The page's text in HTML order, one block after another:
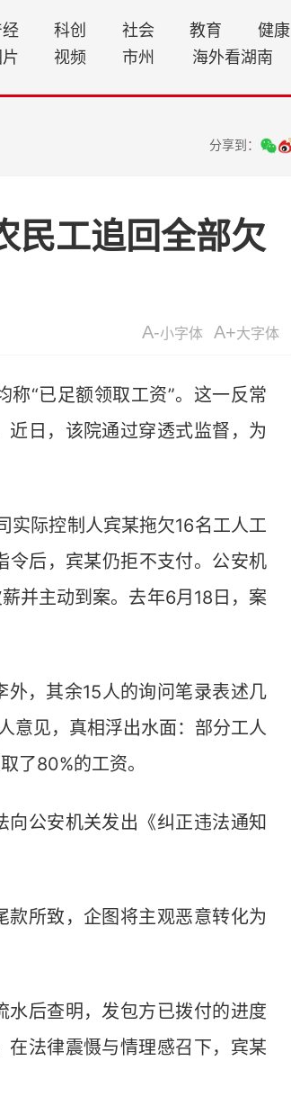
科创 社会 教育 健康
片 视频 市州 海外看湖南
分享到：
民工追回全部欠
A-小字体 A+大字体
“已足额领取工资”。这一反常
日，该院通过穿透式监督，为
际控制人宾某拖欠16名工人工
后，宾某仍拒不支付。公安机
并主动到案。去年6月18日，案
，其余15人的询问笔录表述几
意见，真相浮出水面：部分工人
了80%的工资。
公安机关发出《纠正违法通知
所致，企图将主观恶意转化为
后查明，发包方已拨付的进度
法律震慑与情理感召下，宾某